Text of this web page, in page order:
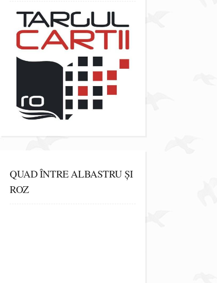
QUAD ÎNTRE ALBASTRU ȘI
ROZ